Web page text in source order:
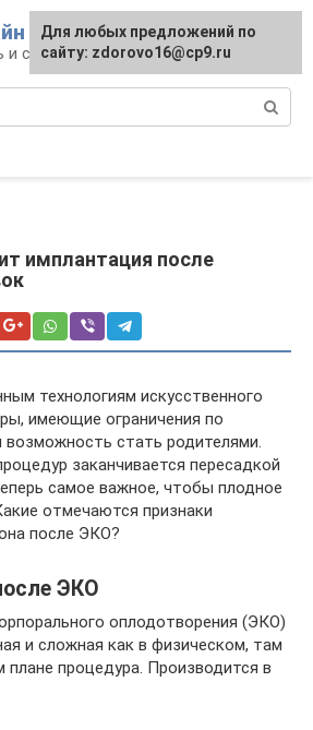
и сейчас
имплантация после
технологиям искусственного
имеющие ограничения по
возможность стать родителями.
заканчивается пересадкой
самое важное, чтобы плодное
отмечаются признаки
после ЭКО?
ЭКО
оплодотворения (ЭКО)
и сложная как в физическом, там
плане процедура. Производится в
Для любых предложений по
сайту: zdorovo16@cp9.ru